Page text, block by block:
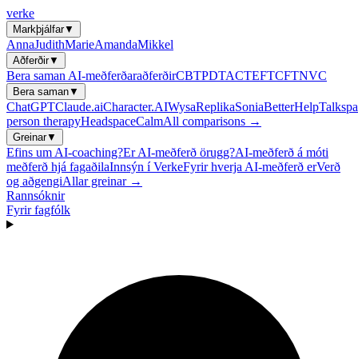
verke
Markþjálfar▼
AnnaJudithMarieAmandaMikkel
Aðferðir▼
Bera saman AI-meðferðaraðferðirCBTPDTACTEFTCFTNVC
Bera saman▼
ChatGPTClaude.aiCharacter.AIWysaReplikaSoniaBetterHelp
person therapyHeadspaceCalmAll comparisons →
Greinar▼
Efins um AI-coaching?Er AI-meðferð örugg?AI-meðferð á móti
meðferð hjá fagaðilaInnsýn í VerkeFyrir hverja AI-meðferð erVerð
og aðgengiAllar greinar →
Rannsóknir
Fyrir fagfólk